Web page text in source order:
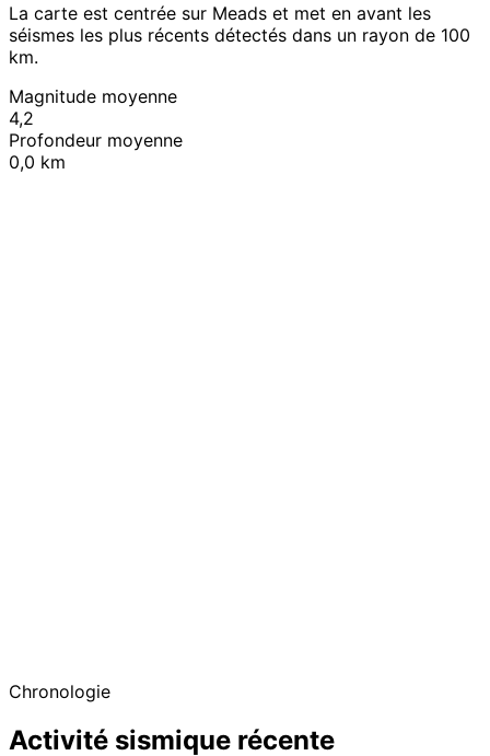
La carte est centrée sur Meads et met en avant les
séismes les plus récents détectés dans un rayon de 100
km.
Magnitude moyenne
4,2
Profondeur moyenne
0,0 km
Chronologie
Activité sismique récente